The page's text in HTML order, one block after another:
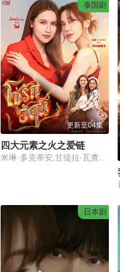
泰国剧
更新至04集
四大元素之火之爱链
日本剧